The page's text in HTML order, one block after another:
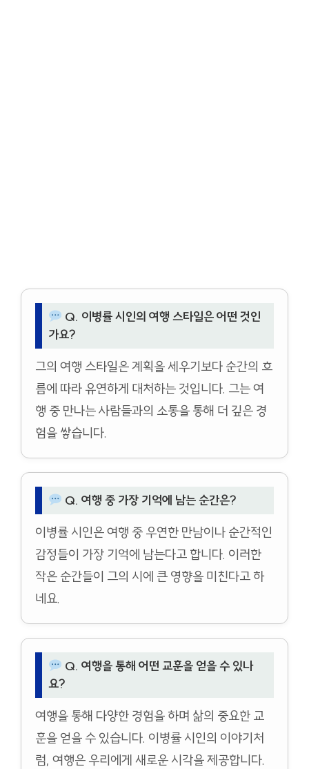
Q. 이병률 시인의 여행 스타일은 어떤 것인
가요?
그의 여행 스타일은 계획을 세우기보다 순간의 흐
름에 따라 유연하게 대처하는 것입니다. 그는 여
행 중 만나는 사람들과의 소통을 통해 더 깊은 경
험을 쌓습니다.
Q. 여행 중 가장 기억에 남는 순간은?
이병률 시인은 여행 중 우연한 만남이나 순간적인
감정들이 가장 기억에 남는다고 합니다. 이러한
작은 순간들이 그의 시에 큰 영향을 미친다고 하
네요.
Q. 여행을 통해 어떤 교훈을 얻을 수 있나
요?
여행을 통해 다양한 경험을 하며 삶의 중요한 교
훈을 얻을 수 있습니다. 이병률 시인의 이야기처
럼, 여행은 우리에게 새로운 시각을 제공합니다.